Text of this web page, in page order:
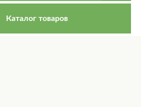
Каталог товаров